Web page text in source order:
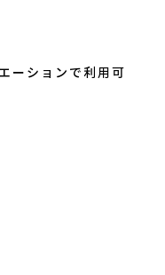
ーションで利用可